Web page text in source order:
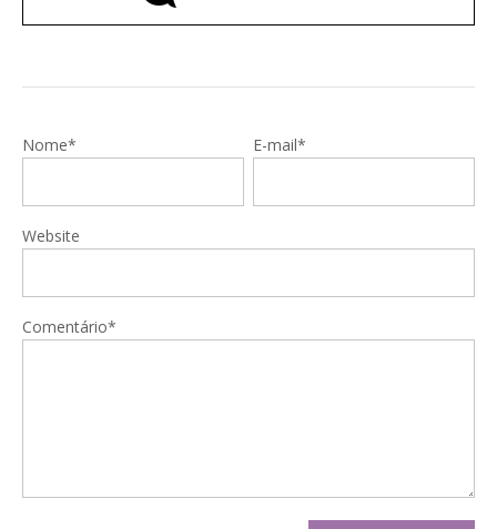
Nome* E-mail*
Website
Comentário*